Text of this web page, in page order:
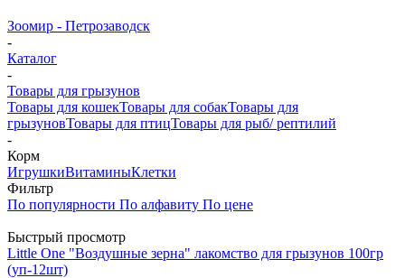
Зоомир - Петрозаводск
-
Каталог
-
Товары для грызунов
Товары для кошекТовары для собакТовары для
грызуновТовары для птицТовары для рыб/ рептилий
-
Корм
ИгрушкиВитаминыКлетки
Фильтр
По популярности По алфавиту По цене
Быстрый просмотр
Little One "Воздушные зерна" лакомство для грызунов 100гр
(уп-12шт)